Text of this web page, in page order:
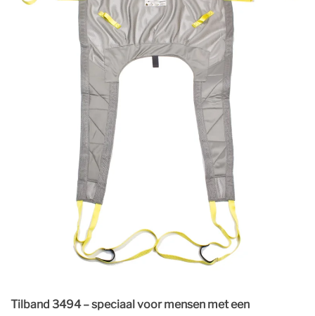
Tilband 3494 – speciaal voor mensen met een